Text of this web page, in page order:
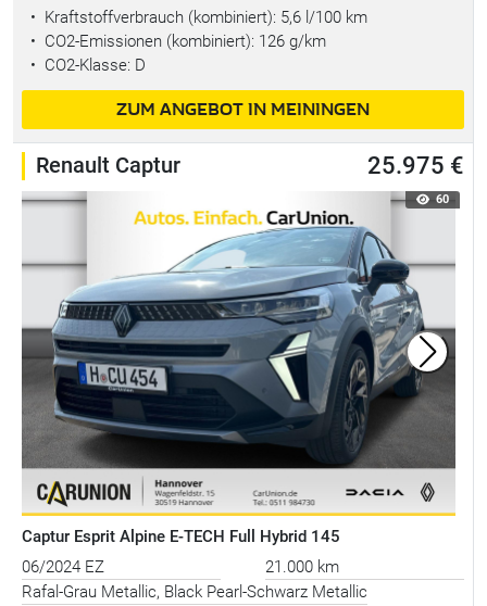
•
Kraftstoffverbrauch (kombiniert): 5,6 l/100 km
• CO2-Emissionen (kombiniert): 126 g/km
• CO2-Klasse: D
ZUM ANGEBOT IN MEININGEN
Renault Captur 25.975 €
60
Captur Esprit Alpine E-TECH Full Hybrid 145
06/2024 EZ
21.000 km
Rafal-Grau Metallic, Black Pearl-Schwarz Metallic